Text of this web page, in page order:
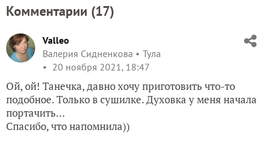
Комментарии (17)
Valleo
Валерия Сидненкова
Тула
20 ноября 2021, 18:47
Ой, ой! Танечка, давно хочу приготовить что-то
подобное. Только в сушилке. Духовка у меня начала
портачить…
Спасибо, что напомнила))